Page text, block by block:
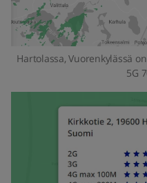
Hartolassa, Vuorenkylässä
5G